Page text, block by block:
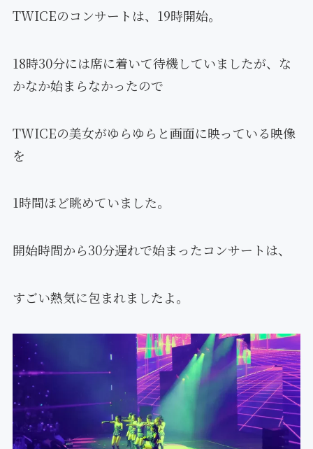
TWICEのコンサートは、19時開始。
18時30分には席に着いて待機していましたが、な
かなか始まらなかったので
TWICEの美女がゆらゆらと画面に映っている映像
を
1時間ほど眺めていました。
開始時間から30分遅れで始まったコンサートは、
すごい熱気に包まれましたよ。